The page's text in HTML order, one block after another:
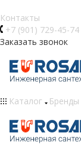
Контакты
+7 (901) 729-45-74
Заказать звонок
Каталог Бренды